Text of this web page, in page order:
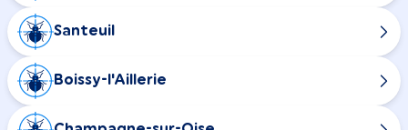
Santeuil
Boissy-l'Aillerie